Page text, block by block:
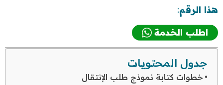
هذا الرقم:
اطلب الخدمة
جدول المحتويات
خطوات كتابة نموذج طلب الإنتقال